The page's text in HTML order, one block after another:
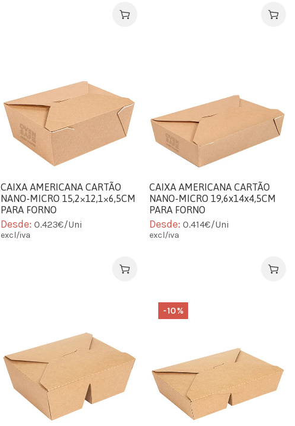
CAIXA AMERICANA CARTÃO
NANO-MICRO 15,2×12,1×6,5CM
PARA FORNO
Desde:0.423€/Uni
excl/iva
CAIXA AMERICANA CARTÃO
NANO-MICRO 19,6x14x4,5CM
PARA FORNO
Desde:0.414€/Uni
excl/iva
-10%